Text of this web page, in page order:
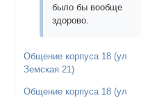
было бы вообще
здорово.
Общение корпуса 18 (ул
Земская 21)
Общение корпуса 18 (ул